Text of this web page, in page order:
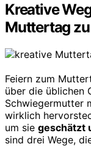
Kreative
Muttertag
Feiern zum
über die üblichen
Schwiegermutter
wirklich
um sie geschätzt
sind drei Wege,